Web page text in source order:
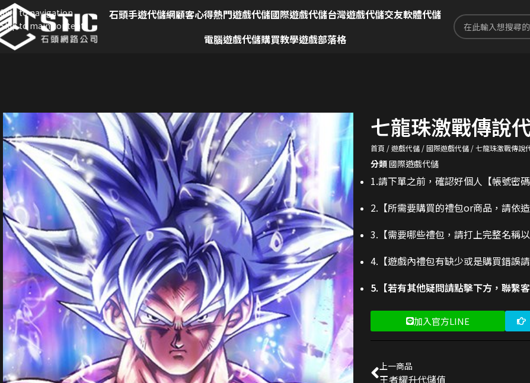
Skip to navigation
Skip to main content
石頭手遊代儲網顧客心得熱門遊戲代儲國際遊戲代儲台灣遊戲代儲交友軟體代儲
電腦遊戲代儲購買教學遊戲部落格
七龍珠激戰傳說
首頁 遊戲代儲 國際遊戲代儲 七龍珠激戰傳說
分類國際遊戲代儲
1.請下單之前，確認好個人【帳號密
2. 【所需要購買的禮包or商品，請依
3. 【需要哪些禮包，請打上完整名稱
4.【遊戲內禮包有缺少或是購買錯誤請
5.【若有其他疑問請點擊下方，聯繫
加入官方LINE
上一商品
王者耀升代儲值